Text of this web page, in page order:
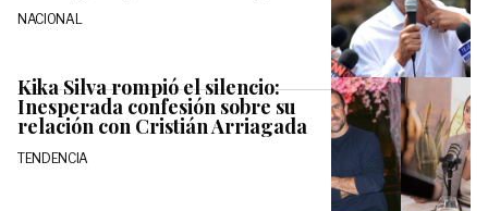
NACIONAL
Kika Silva rompió el silencio:
Inesperada confesión sobre su
relación con Cristián Arriagada
TENDENCIA